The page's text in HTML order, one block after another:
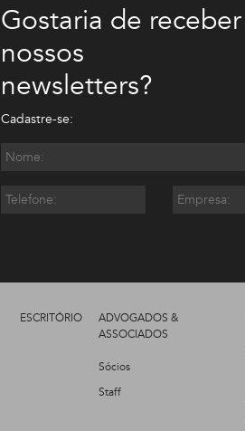
Gostaria de receber
nossos
newsletters?
Cadastre-se:
ESCRITÓRIO
ADVOGADOS &
ASSOCIADOS
Sócios
Staff